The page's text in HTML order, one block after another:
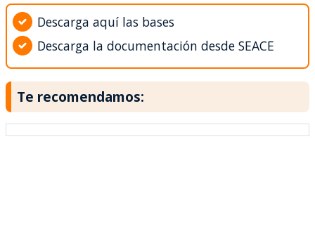
Descarga aquí las bases
Descarga la documentación desde SEACE
Te recomendamos: